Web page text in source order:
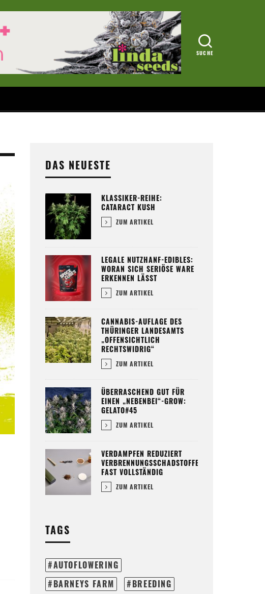
DAS NEUESTE
KLASSIKER-REIHE:
CATARACT KUSH
ZUM ARTIKEL
LEGALE NUTZHANF-EDIBLES:
WORAN SICH SERIÖSE WARE
ERKENNEN LÄSST
ZUM ARTIKEL
CANNABIS-AUFLAGE DES
THÜRINGER LANDESAMTS
„OFFENSICHTLICH
RECHTSWIDRIG“
ZUM ARTIKEL
ÜBERRASCHEND GUT FÜR
EINEN „NEBENBEI“-GROW:
GELATO#45
ZUM ARTIKEL
VERDAMPFEN REDUZIERT
VERBRENNUNGSSCHADSTOFFE
FAST VOLLSTÄNDIG
ZUM ARTIKEL
TAGS
AUTOFLOWERING
BARNEYS FARM
BREEDING